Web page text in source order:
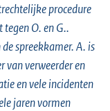
procedure
O. en G..
spreekkamer. A. is
van verweerder en
en vele incidenten
jaren vormen